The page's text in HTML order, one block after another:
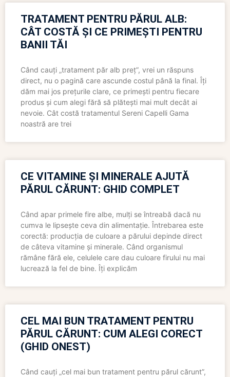
TRATAMENT PENTRU PĂRUL ALB:
CÂT COSTĂ ȘI CE PRIMEȘTI PENTRU
BANII TĂI
Când cauți „tratament păr alb preț”, vrei un răspuns
direct, nu o pagină care ascunde costul până la final. Îți
dăm mai jos prețurile clare, ce primești pentru fiecare
produs și cum alegi fără să plătești mai mult decât ai
nevoie. Cât costă tratamentul Sereni Capelli Gama
noastră are trei
CE VITAMINE ȘI MINERALE AJUTĂ
PĂRUL CĂRUNT: GHID COMPLET
Când apar primele fire albe, mulți se întreabă dacă nu
cumva le lipsește ceva din alimentație. Întrebarea este
corectă: producția de culoare a părului depinde direct
de câteva vitamine și minerale. Când organismul
rămâne fără ele, celulele care dau culoare firului nu mai
lucrează la fel de bine. Îți explicăm
CEL MAI BUN TRATAMENT PENTRU
PĂRUL CĂRUNT: CUM ALEGI CORECT
(GHID ONEST)
Când cauți „cel mai bun tratament pentru părul cărunt”,